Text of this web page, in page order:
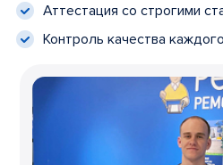
Аттестация со строгими
Контроль качества